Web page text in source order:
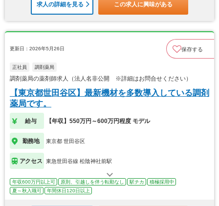
求人の詳細を見る この求人に興味がある
更新日：2026年5月26日 保存する
正社員 調剤薬局
調剤薬局の薬剤師求人（法人名非公開 ※詳細はお問合せください）
【東京都世田谷区】最新機材を多数導入している調剤
薬局です。
給与 【年収】550万円～600万円程度 モデル
勤務地 東京都 世田谷区
アクセス 東急世田谷線 松陰神社前駅
年収600万円以上可 原則、引越しを伴う転勤なし 駅チカ
積極採用中
夏～秋入職可
年間休日120日以上